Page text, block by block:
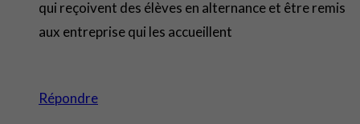
qui reçoivent des élèves en alternance et être remis
aux entreprise qui les accueillent
Répondre